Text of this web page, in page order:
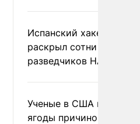
Испанский хакер Хиль
раскрыл сотни
разведчиков НАТО и
Ученые в США назвали
ягоды причиной